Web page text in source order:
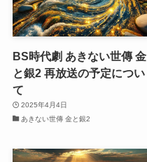
BS時代劇 あきない世傳 金
と銀2 再放送の予定につい
て
2025年4月4日
あきない世傳 金と銀2